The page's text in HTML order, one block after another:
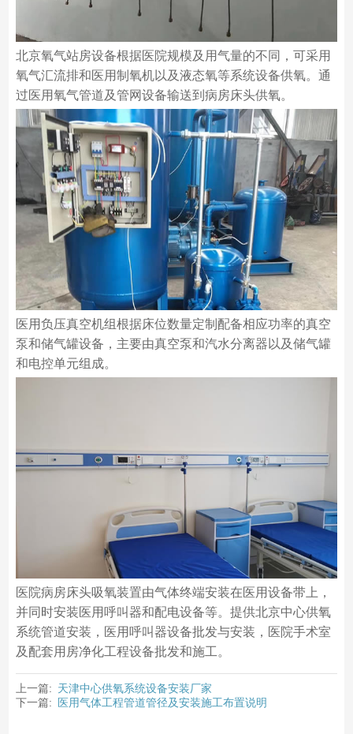
北京氧气站房设备根据医院规模及用气量的不同，可采用
氧气汇流排和医用制氧机以及液态氧等系统设备供氧。通
过医用氧气管道及管网设备输送到病房床头供氧。
医用负压真空机组根据床位数量定制配备相应功率的真空
泵和储气罐设备，主要由真空泵和汽水分离器以及储气罐
和电控单元组成。
医院病房床头吸氧装置由气体终端安装在医用设备带上，
并同时安装医用呼叫器和配电设备等。提供北京中心供氧
系统管道安装，医用呼叫器设备批发与安装，医院手术室
及配套用房净化工程设备批发和施工。
上一篇: 天津中心供氧系统设备安装厂家
下一篇:
医用气体工程管道管径及安装施工布置说明